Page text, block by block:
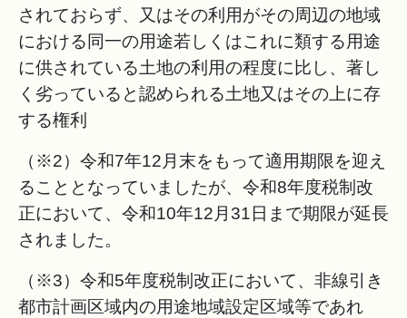
されておらず、又はその利用がその周辺の地域
における同一の用途若しくはこれに類する用途
に供されている土地の利用の程度に比し、著し
く劣っていると認められる土地又はその上に存
する権利
（※2）令和7年12月末をもって適用期限を迎え
ることとなっていましたが、令和8年度税制改
正において、令和10年12月31日まで期限が延長
されました。
（※3）令和5年度税制改正において、非線引き
都市計画区域内の用途地域設定区域等であれ